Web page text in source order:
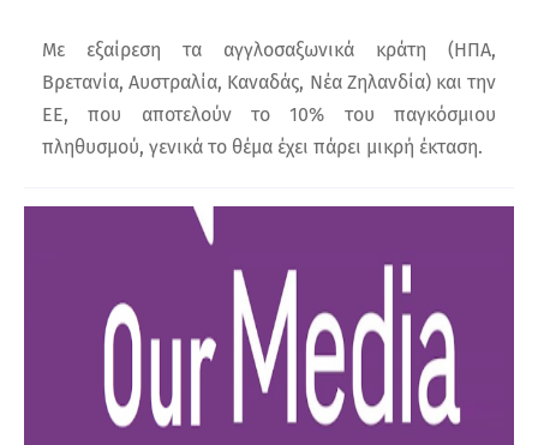
Με εξαίρεση τα αγγλοσαξωνικά κράτη (ΗΠΑ,
Βρετανία, Αυστραλία, Καναδάς, Νέα Ζηλανδία) και την
ΕΕ, που αποτελούν το 10% του παγκόσμιου
πληθυσμού, γενικά το θέμα έχει πάρει μικρή έκταση.